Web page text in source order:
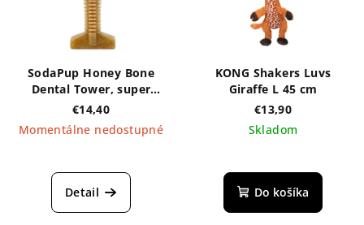
SodaPup Honey Bone
Dental Tower, super
odolná nylonová žuvacia
hračka - hnedá
€14,40
Momentálne nedostupné
Detail
KONG Shakers Luvs
Giraffe L 45 cm
€13,90
Skladom
Do košíka